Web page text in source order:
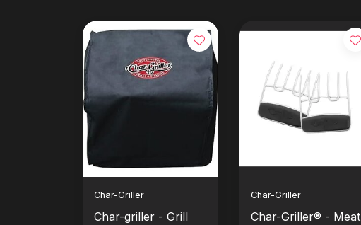
Char-Griller
Char-griller - Grill
Char-Griller
Char-Griller® - Meat